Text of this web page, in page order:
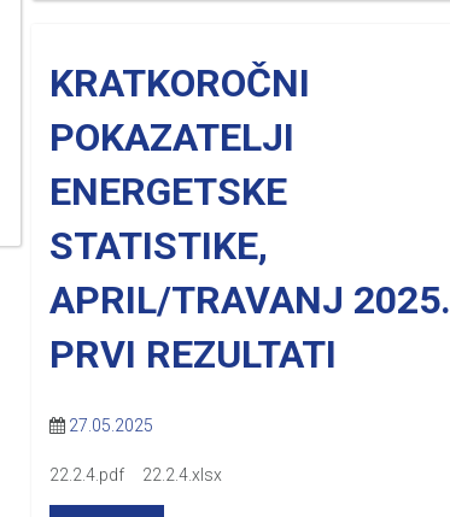
KRATKOROČNI
POKAZATELJI
ENERGETSKE
STATISTIKE,
APRIL/TRAVANJ 2025.
PRVI REZULTATI
27.05.2025
22.2.4.pdf 22.2.4.xlsx